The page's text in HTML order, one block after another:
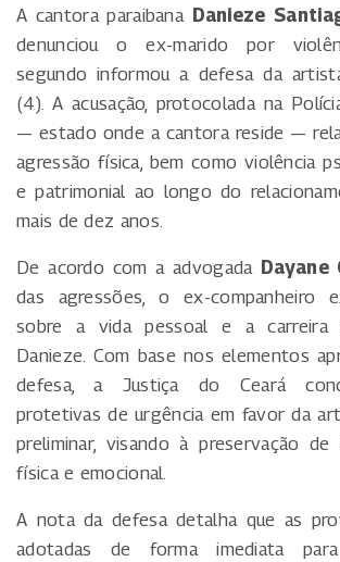
A cantora paraibana Danieze
denunciou o ex-marido por
segundo informou a defesa da
(4). A acusação, protocolada na
— estado onde a cantora reside —
agressão física, bem como violência
e patrimonial ao longo do
mais de dez anos.
De acordo com a advogada Dayane
das agressões, o ex-companheiro
sobre a vida pessoal e a carreira
Danieze. Com base nos elementos
defesa, a Justiça do Ceará
protetivas de urgência em favor da
preliminar, visando à preservação de
física e emocional.
A nota da defesa detalha que as
adotadas de forma imediata